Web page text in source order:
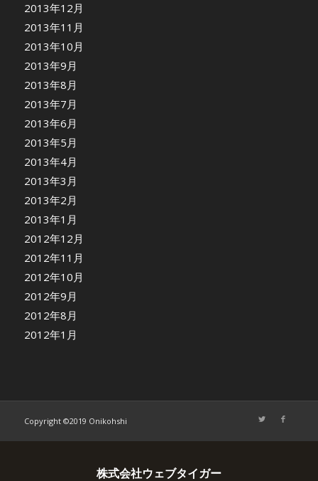
2013年12月
2013年11月
2013年10月
2013年9月
2013年8月
2013年7月
2013年6月
2013年5月
2013年4月
2013年3月
2013年2月
2013年1月
2012年12月
2012年11月
2012年10月
2012年9月
2012年8月
2012年1月
Copyright ©2019 Onikohshi
株式会社ウェブタイガー